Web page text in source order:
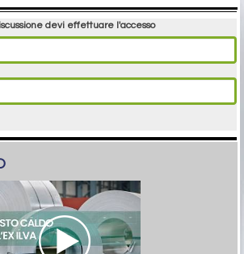
devi effettuare l'accesso